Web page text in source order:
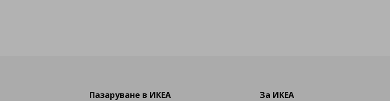
Пазаруване в ИКЕА За ИКЕА